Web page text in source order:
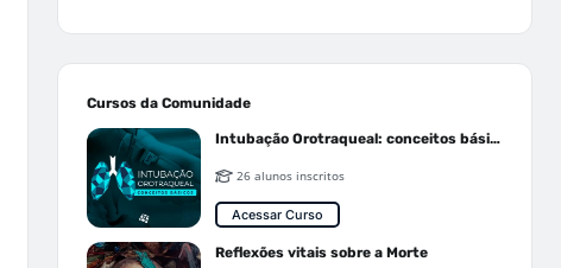
Cursos da Comunidade
Intubação Orotraqueal: conceitos básicos
26 alunos inscritos
Acessar Curso
Reflexões vitais sobre a Morte